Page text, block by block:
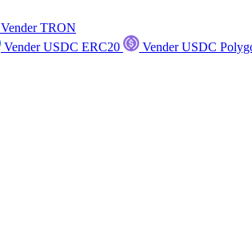
Vender TRON
Vender USDC ERC20
Vender USDC